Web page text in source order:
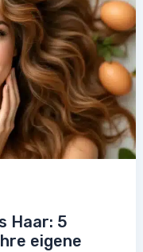
Haar: 5
eigene